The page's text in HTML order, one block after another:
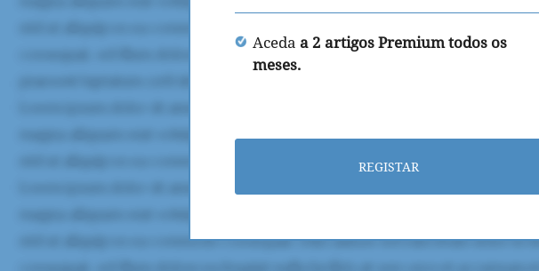
Aceda a 2 artigos Premium todos os
meses.
REGISTAR